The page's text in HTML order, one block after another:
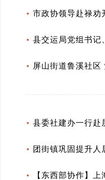
市政协领导赴禄劝
县交运局党组书记
屏山街道鲁溪社区
县委社建办一行赴
团街镇巩固提升
【东西部协作】